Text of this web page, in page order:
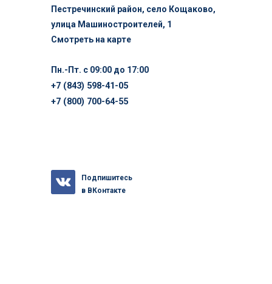
Пестречинский район, село Кощаково,
улица Машиностроителей, 1
Смотреть на карте
Пн.-Пт. с 09:00 до 17:00
+7 (843) 598-41-05
+7 (800) 700-64-55
Подпишитесь
в ВКонтакте